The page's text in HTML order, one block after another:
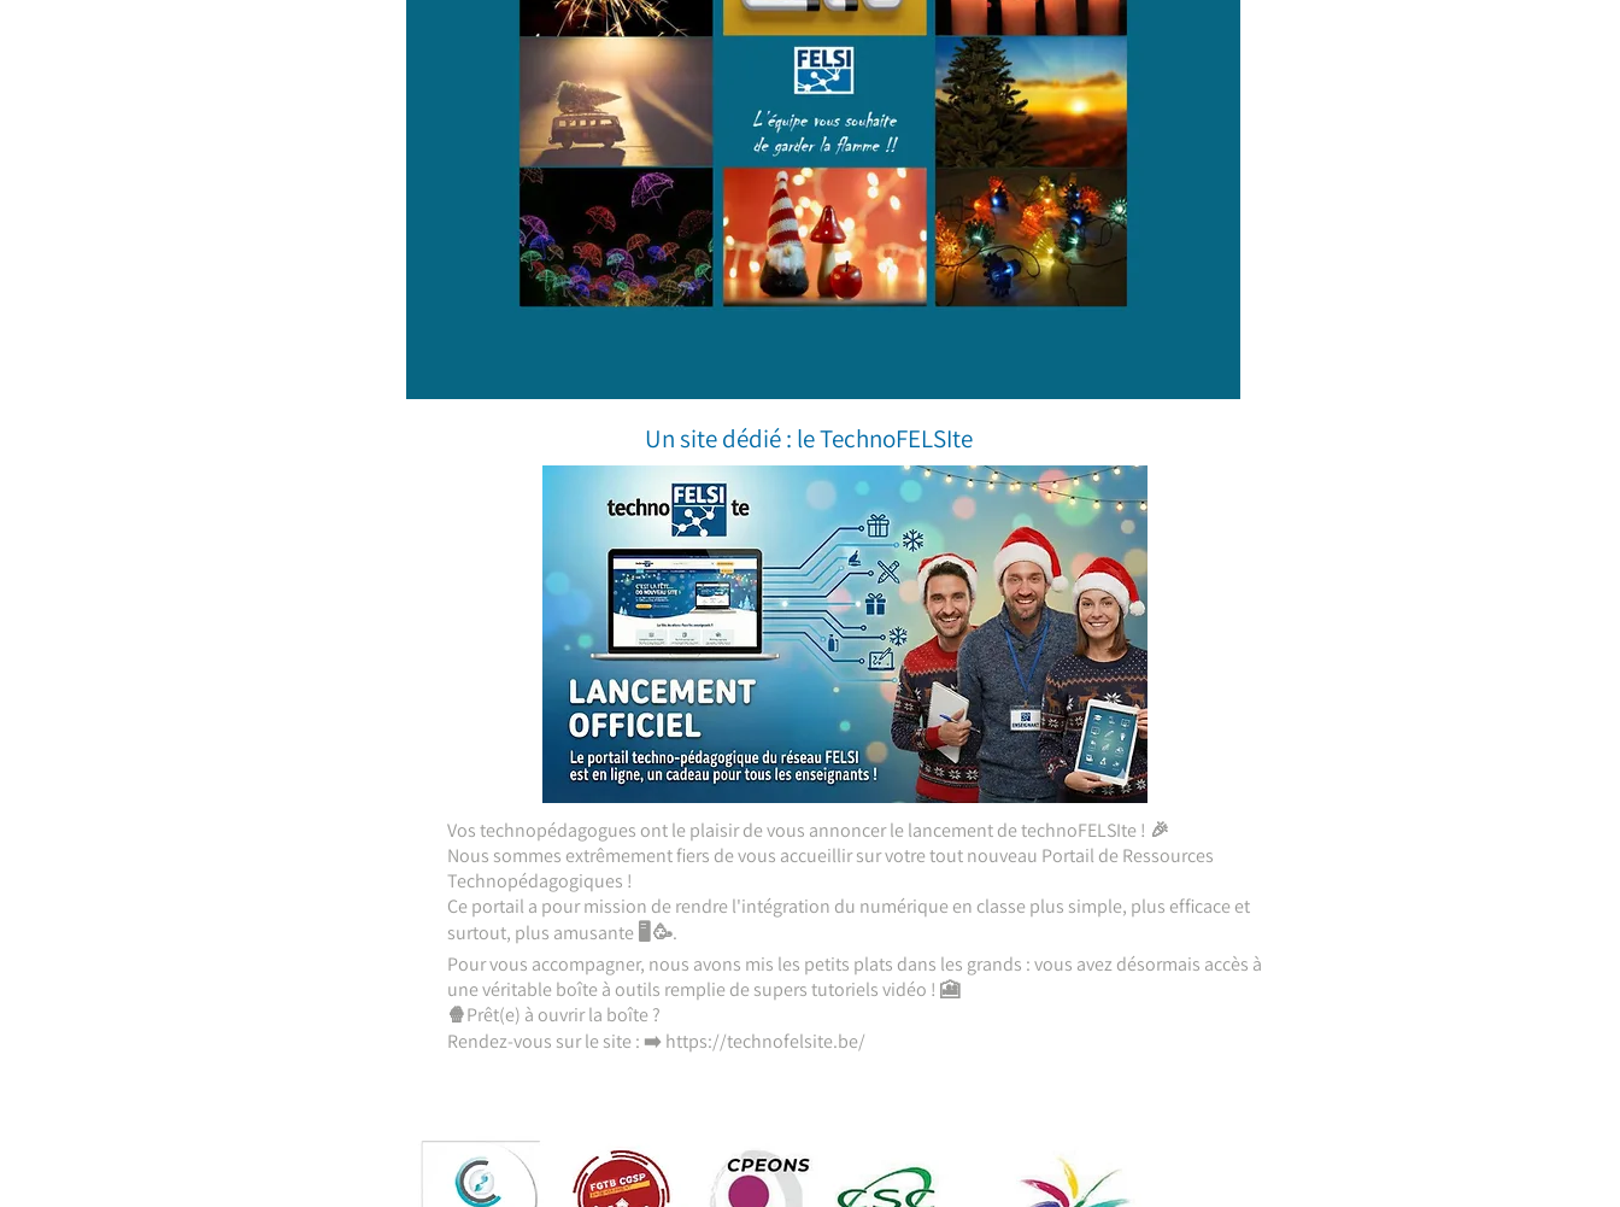
Un site dédié : le TechnoFELSIte
Vos technopédagogues ont le plaisir de vous annoncer le lancement de technoFELSIte ! 🎉
Nous sommes extrêmement fiers de vous accueillir sur votre tout nouveau Portail de Ressources
Technopédagogiques !
Ce portail a pour mission de rendre l'intégration du numérique en classe plus simple, plus efficace et
surtout, plus amusante 🖥️ 🥳.
Pour vous accompagner, nous avons mis les petits plats dans les grands : vous avez désormais accès à
une véritable boîte à outils remplie de supers tutoriels vidéo ! 🎦
🍿Prêt(e) à ouvrir la boîte ?
Rendez-vous sur le site : ➡️https://technofelsite.be/